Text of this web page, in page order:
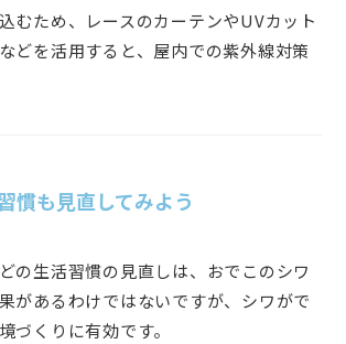
むため、レースのカーテンやUVカット
どを活用すると、屋内での紫外線対策
慣も見直してみよう
の生活習慣の見直しは、おでこのシワ
があるわけではないですが、シワがで
づくりに有効です。